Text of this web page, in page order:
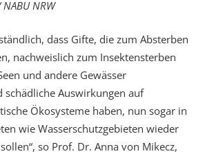
NRW
dass Gifte, die zum Absterben
nachweislich zum Insektensterben
und andere Gewässer
Auswirkungen auf
Ökosysteme haben, nun sogar in
wie Wasserschutzgebieten wieder
so Prof. Dr. Anna von Mikecz,